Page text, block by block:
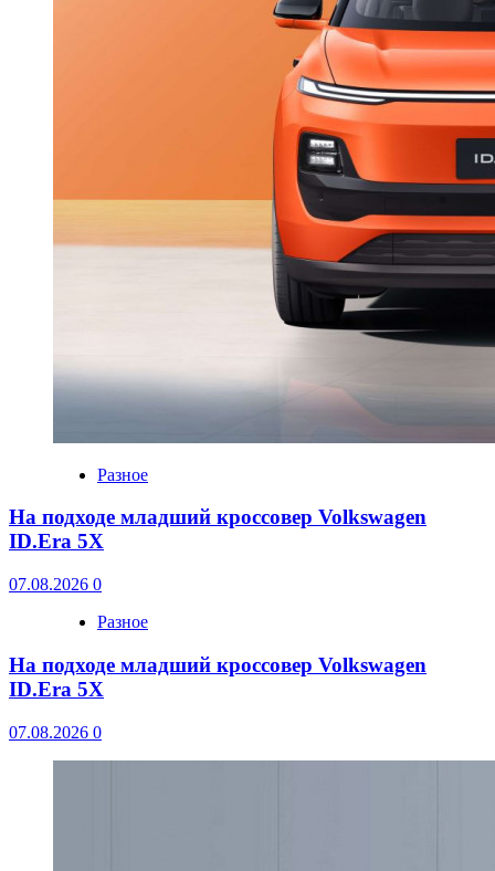
Разное
На подходе младший кроссовер Volkswagen
ID.Era 5X
07.08.2026 0
Разное
На подходе младший кроссовер Volkswagen
ID.Era 5X
07.08.2026 0